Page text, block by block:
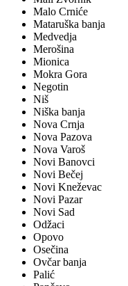
Malo Crniće
Mataruška banja
Medvedja
Merošina
Mionica
Mokra Gora
Negotin
Niš
Niška banja
Nova Crnja
Nova Pazova
Nova Varoš
Novi Banovci
Novi Bečej
Novi Kneževac
Novi Pazar
Novi Sad
Odžaci
Opovo
Osečina
Ovčar banja
Palić